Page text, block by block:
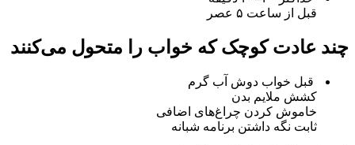
قبل از ساعت ۵ عصر
چند عادت کوچک که خواب را متحول می‌کنند
قبل خواب دوش آب گرم
کشش ملایم بدن
خاموش کردن چراغ‌های اضافی
ثابت نگه داشتن برنامه شبانه